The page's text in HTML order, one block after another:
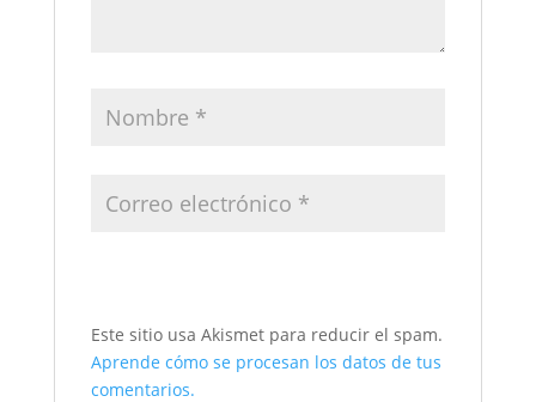
Este sitio usa Akismet para reducir el spam.
Aprende cómo se procesan los datos de tus
comentarios.